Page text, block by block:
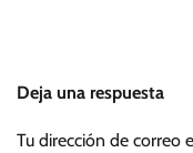
Deja una respuesta
Tu dirección de correo